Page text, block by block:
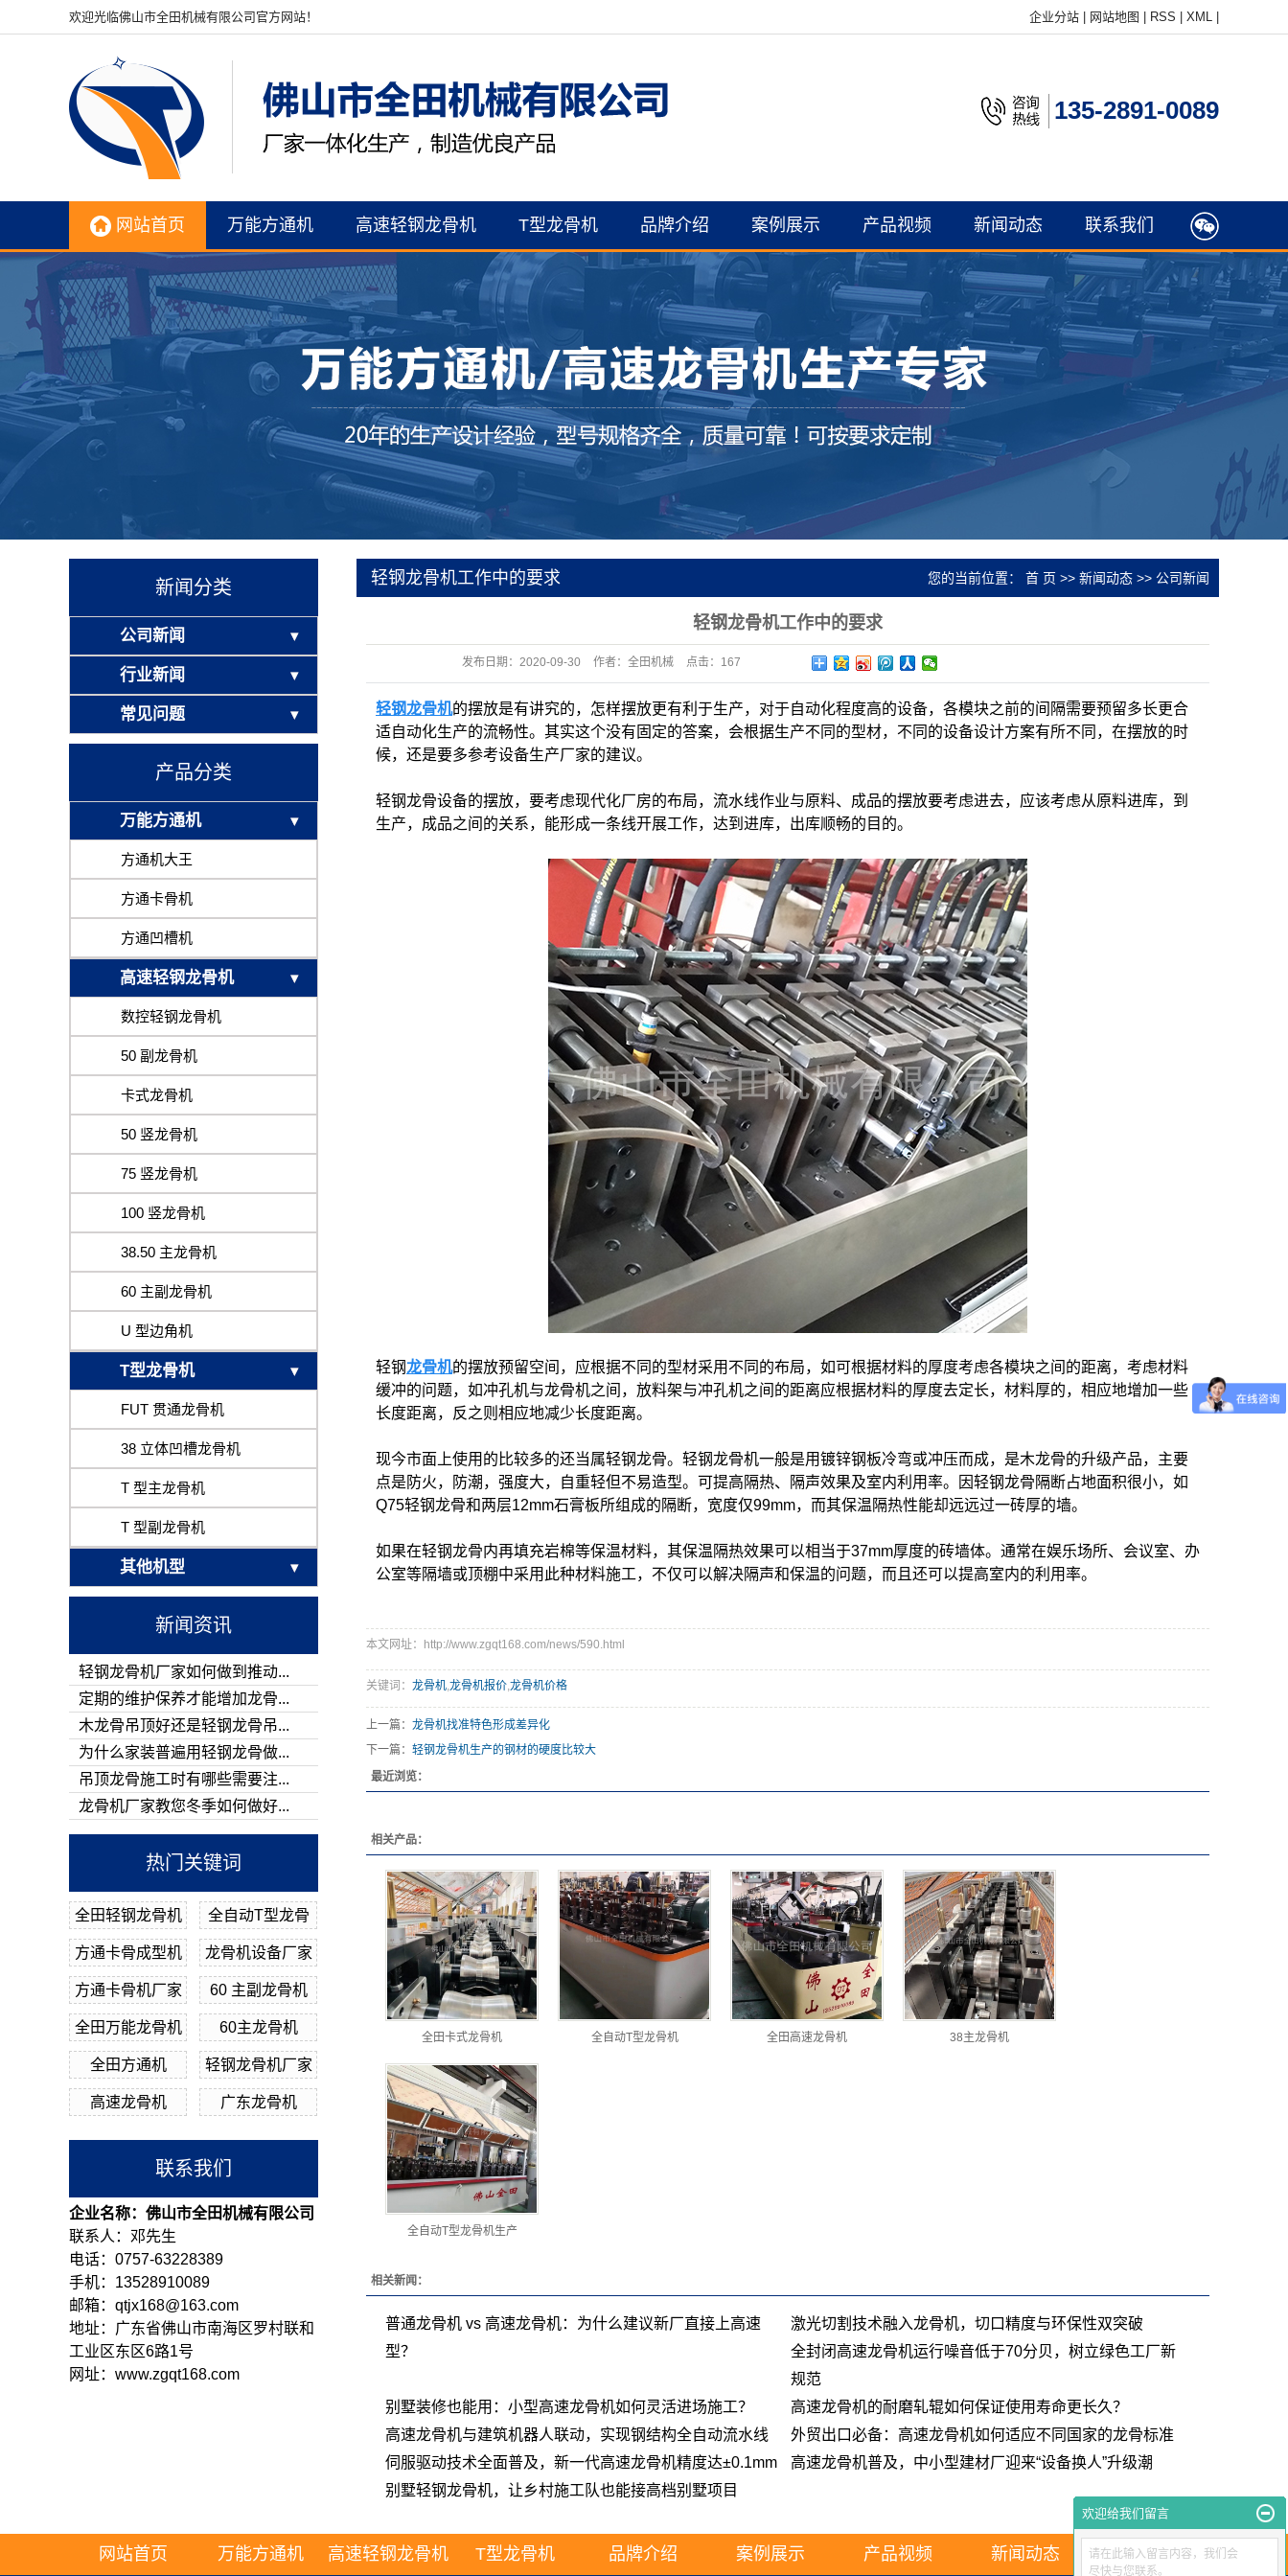
欢迎光临佛山市全田机械有限公司官方网站！ 企业分站 网站地图 RSS XML
135-2891-0089
网站首页 万能方通机 高速轻钢龙骨机 T型龙骨机 品牌介绍
公司简介
资质证书
联系我们
案例展示
案例展示
产品视频 新闻动态
公司新闻
行业新闻
常见问题
联系我们
新闻分类
公司新闻
行业新闻
常见问题
产品分类
万能方通机
方通机大王
方通卡骨机
方通凹槽机
高速轻钢龙骨机
数控轻钢龙骨机
50 副龙骨机
卡式龙骨机
50 竖龙骨机
75 竖龙骨机
100 竖龙骨机
38.50 主龙骨机
60 主副龙骨机
U 型边角机
T型龙骨机
FUT 贯通龙骨机
38 立体凹槽龙骨机
T 型主龙骨机
T 型副龙骨机
其他机型
新闻资讯
轻钢龙骨机厂家如何做到推动...
定期的维护保养才能增加龙骨...
木龙骨吊顶好还是轻钢龙骨吊...
为什么家装普遍用轻钢龙骨做...
吊顶龙骨施工时有哪些需要注...
龙骨机厂家教您冬季如何做好...
热门关键词
全田轻钢龙骨机 全自动T型龙骨
方通卡骨成型机 龙骨机设备厂家
方通卡骨机厂家 60 主副龙骨机
全田万能龙骨机 60主龙骨机
全田方通机 轻钢龙骨机厂家
高速龙骨机 广东龙骨机
联系我们
企业名称：佛山市全田机械有限公司
联系人：邓先生
电话：0757-63228389
手机：13528910089
邮箱：qtjx168@163.com
地址：广东省佛山市南海区罗村联和
工业区东区6路1号
网址：www.zgqt168.com
轻钢龙骨机工作中的要求 您的当前位置： 首 页 >> 新闻动态 >> 公司新闻
轻钢龙骨机工作中的要求
发布日期： 2020-09-30 作者： 全田机械 点击： 167
轻钢龙骨机的摆放是有讲究的，怎样摆放更有利于生产，对于自动化程度高的设备，各模块之前的间隔需要预留多长更合
适自动化生产的流畅性。其实这个没有固定的答案，会根据生产不同的型材，不同的设备设计方案有所不同，在摆放的时
候，还是要多参考设备生产厂家的建议。
轻钢龙骨设备的摆放，要考虑现代化厂房的布局，流水线作业与原料、成品的摆放要考虑进去，应该考虑从原料进库，到
生产，成品之间的关系，能形成一条线开展工作，达到进库，出库顺畅的目的。
轻钢龙骨机的摆放预留空间，应根据不同的型材采用不同的布局，如可根据材料的厚度考虑各模块之间的距离，考虑材料
缓冲的问题，如冲孔机与龙骨机之间，放料架与冲孔机之间的距离应根据材料的厚度去定长，材料厚的，相应地增加一些
长度距离，反之则相应地减少长度距离。
现今市面上使用的比较多的还当属轻钢龙骨。轻钢龙骨机一般是用镀锌钢板冷弯或冲压而成，是木龙骨的升级产品，主要
点是防火，防潮，强度大，自重轻但不易造型。可提高隔热、隔声效果及室内利用率。因轻钢龙骨隔断占地面积很小，如
Q75轻钢龙骨和两层12mm石膏板所组成的隔断，宽度仅99mm，而其保温隔热性能却远远过一砖厚的墙。
如果在轻钢龙骨内再填充岩棉等保温材料，其保温隔热效果可以相当于37mm厚度的砖墙体。通常在娱乐场所、会议室、办
公室等隔墙或顶棚中采用此种材料施工，不仅可以解决隔声和保温的问题，而且还可以提高室内的利用率。
本文网址：http://www.zgqt168.com/news/590.html
关键词： 龙骨机,龙骨机报价,龙骨机价格
上一篇： 龙骨机找准特色形成差异化
下一篇： 轻钢龙骨机生产的钢材的硬度比较大
最近浏览：
相关产品：
全田卡式龙骨机 全自动T型龙骨机 全田高速龙骨机 38主龙骨机
全自动T型龙骨机生产
相关新闻：
普通龙骨机 vs 高速龙骨机：为什么建议新厂直接上高速
型？
激光切割技术融入龙骨机，切口精度与环保性双突破
全封闭高速龙骨机运行噪音低于70分贝，树立绿色工厂新
规范
别墅装修也能用：小型高速龙骨机如何灵活进场施工？
高速龙骨机的耐磨轧辊如何保证使用寿命更长久？
高速龙骨机与建筑机器人联动，实现钢结构全自动流水线
外贸出口必备：高速龙骨机如何适应不同国家的龙骨标准
伺服驱动技术全面普及，新一代高速龙骨机精度达±0.1mm
高速龙骨机普及，中小型建材厂迎来“设备换人”升级潮
别墅轻钢龙骨机，让乡村施工队也能接高档别墅项目
网站首页 万能方通机 高速轻钢龙骨机 T型龙骨机 品牌介绍 案例展示 产品视频 新闻动态 联系我们
欢迎给我们留言
请在此输入留言内容，我们会
尽快与您联系。